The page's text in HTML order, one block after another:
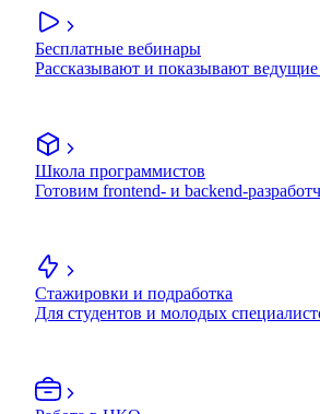
Бесплатные вебинары
Рассказывают и показывают
Школа программистов
Готовим frontend- и backend-
Стажировки и подработка
Для студентов и молодых